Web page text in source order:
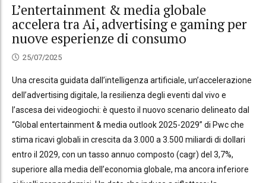
L’entertainment & media globale
accelera tra Ai, advertising e gaming per
nuove esperienze di consumo
25/07/2025
Una crescita guidata dall’intelligenza artificiale, un’accelerazione
dell’advertising digitale, la resilienza degli eventi dal vivo e
l’ascesa dei videogiochi: è questo il nuovo scenario delineato dal
“Global entertainment & media outlook 2025-2029” di Pwc che
stima ricavi globali in crescita da 3.000 a 3.500 miliardi di dollari
entro il 2029, con un tasso annuo composto (cagr) del 3,7%,
superiore alla media dell’economia globale, ma ancora inferiore